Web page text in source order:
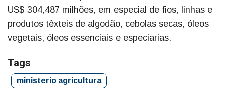
US$ 304,487 milhões, em especial de fios, linhas e
produtos têxteis de algodão, cebolas secas, óleos
vegetais, óleos essenciais e especiarias.
Tags
ministerio agricultura